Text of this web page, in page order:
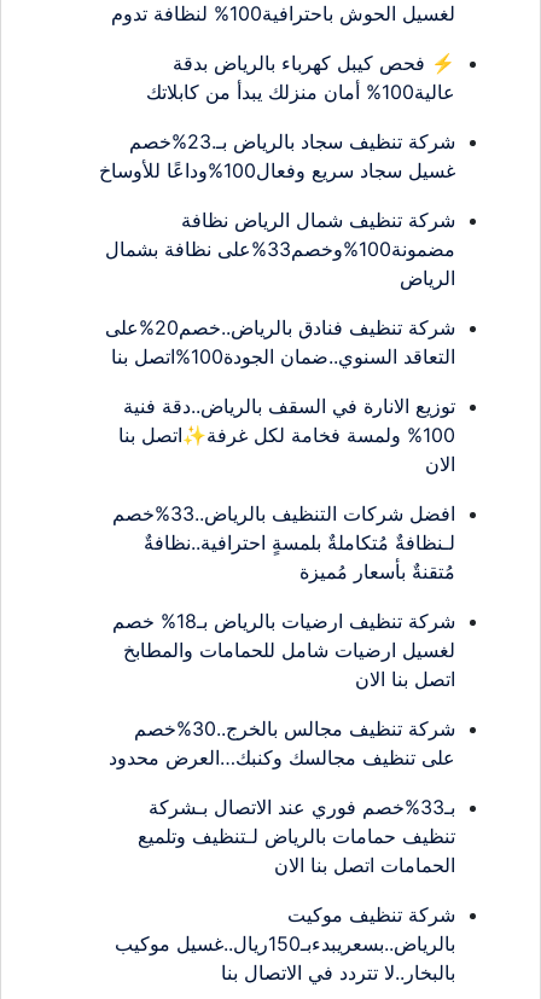
لغسيل الحوش باحترافية100% لنظافة تدوم
⚡ فحص كيبل كهرباء بالرياض بدقة
عالية100% أمان منزلك يبدأ من كابلاتك
شركة تنظيف سجاد بالرياض بـ.23%خصم
غسيل سجاد سريع وفعال100%وداعًا للأوساخ
شركة تنظيف شمال الرياض نظافة
مضمونة100%وخصم33%على نظافة بشمال
الرياض
شركة تنظيف فنادق بالرياض..خصم20%على
التعاقد السنوي..ضمان الجودة100%اتصل بنا
توزيع الانارة في السقف بالرياض..دقة فنية
100% ولمسة فخامة لكل غرفة✨اتصل بنا
الان
افضل شركات التنظيف بالرياض..33%خصم
لـنظافةٌ مُتكاملةٌ بلمسةٍ احترافية..نظافةٌ
مُتقنةٌ بأسعار مُميزة
شركة تنظيف ارضيات بالرياض بـ18% خصم
لغسيل ارضيات شامل للحمامات والمطابخ
اتصل بنا الان
شركة تنظيف مجالس بالخرج..30%خصم
على تنظيف مجالسك وكنبك…العرض محدود
بـ33%خصم فوري عند الاتصال بـشركة
تنظيف حمامات بالرياض لـتنظيف وتلميع
الحمامات اتصل بنا الان
شركة تنظيف موكيت
بالرياض..بسعريبدءبـ150ريال..غسيل موكيب
بالبخار..لا تتردد في الاتصال بنا